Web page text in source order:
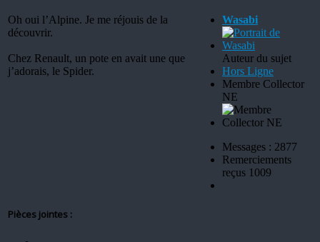
Oh oui l’Alpine. Je me réjouis de la
découvrir.
Chez Renault, un pote en avait une que
j’adorais, le Spider.
Pièces jointes :
Wasabi
Auteur du sujet
Hors Ligne
Membre Collector
NE
Messages : 2877
Remerciements
reçus 1009